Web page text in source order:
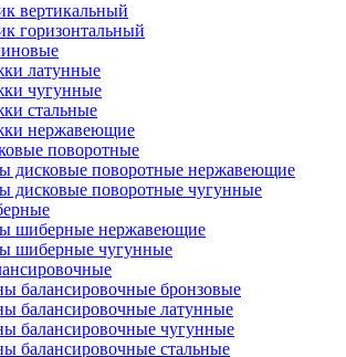
вертикальный
горизонтальный
латунные
чугунные
стальные
нержавеющие
поворотные
дисковые поворотные нержавеющие
дисковые поворотные чугунные
шиберные нержавеющие
шиберные чугунные
балансировочные бронзовые
балансировочные латунные
балансировочные чугунные
балансировочные стальные